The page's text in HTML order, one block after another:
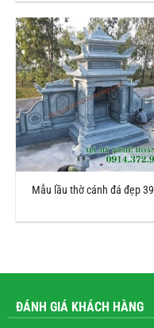
Mẫu lầu thờ cánh đá đẹp 39
ĐÁNH GIÁ KHÁCH HÀNG